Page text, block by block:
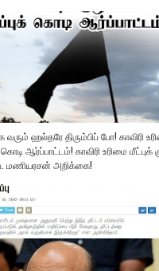
வரும் ஹல்தரே திரும்பிப் போ! காவிரி
ஆர்ப்பாட்டம்! காவிரி உரிமை மீட்புக்
மணியரசன் அறிக்கை!